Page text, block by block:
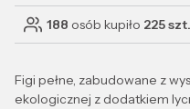
188 osób kupiło 225 szt.
Figi pełne, zabudowane z
ekologicznej z dodatkiem